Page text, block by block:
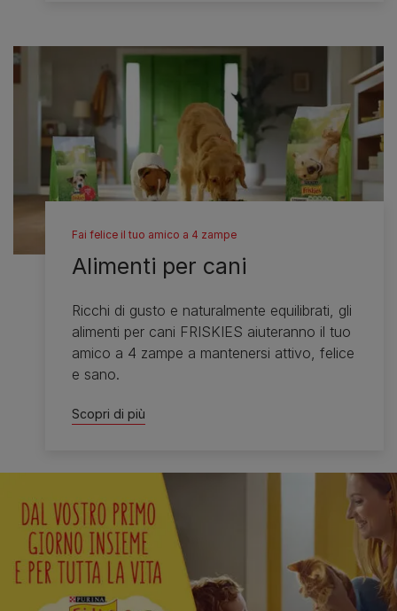
Fai felice il tuo amico a 4 zampe
Alimenti per cani
Ricchi di gusto e naturalmente equilibrati, gli
alimenti per cani FRISKIES aiuteranno il tuo
amico a 4 zampe a mantenersi attivo, felice
e sano. ​
Scopri di più